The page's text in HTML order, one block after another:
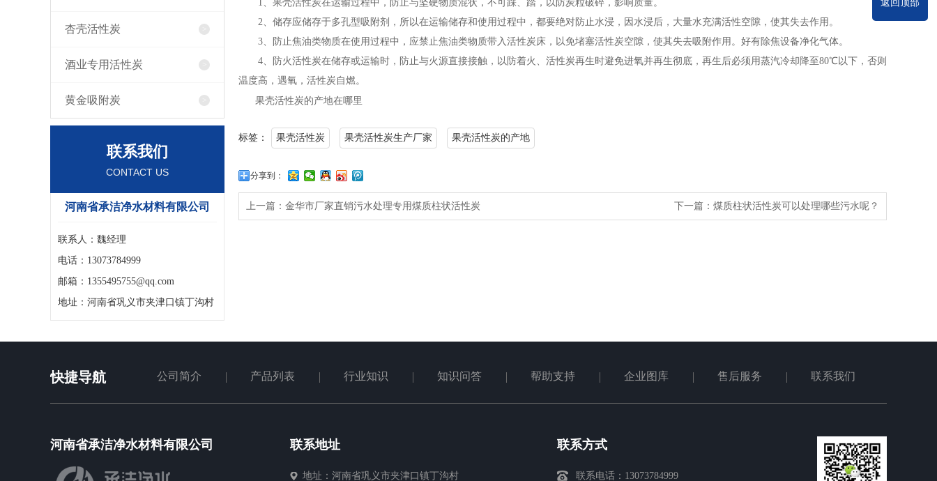
杏壳活性炭
酒业专用活性炭
黄金吸附炭
联系我们
CONTACT US
河南省承洁净水材料有限公司
联系人：魏经理
电话：13073784999
邮箱：1355495755@qq.com
地址：河南省巩义市夹津口镇丁沟村
1、果壳活性炭在运输过程中，防止与坚硬物质混状，不可踩、踏，以防炭粒破碎，影响质量。
2、储存应储存于多孔型吸附剂，所以在运输储存和使用过程中，都要绝对防止水浸，因水浸后，大量水充满活性空隙，使其失去作用。
3、防止焦油类物质在使用过程中，应禁止焦油类物质带入活性炭床，以免堵塞活性炭空隙，使其失去吸附作用。好有除焦设备净化气体。
4、防火活性炭在储存或运输时，防止与火源直接接触，以防着火、活性炭再生时避免进氧并再生彻底，再生后必须用蒸汽冷却降至80℃以下，否则
温度高，遇氧，活性炭自燃。
果壳活性炭的产地在哪里
标签： 果壳活性炭 果壳活性炭生产厂家 果壳活性炭的产地
分享到：
上一篇： 金华市厂家直销污水处理专用煤质柱状活性炭 下一篇： 煤质柱状活性炭可以处理哪些污水呢？
快捷导航 公司简介 产品列表 行业知识 知识问答 帮助支持 企业图库 售后服务 联系我们
河南省承洁净水材料有限公司 联系地址
地址：河南省巩义市夹津口镇丁沟村
联系方式
联系电话：13073784999
返回顶部